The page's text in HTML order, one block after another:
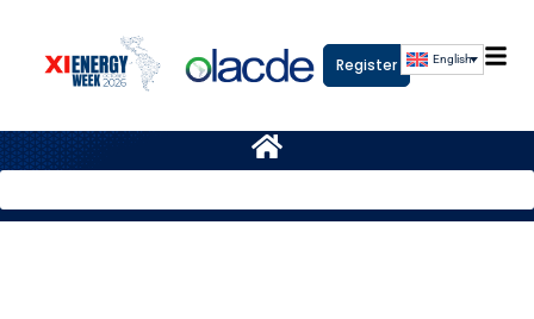
Register English